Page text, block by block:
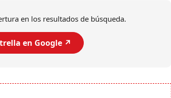
en los resultados de búsqueda.
en Google ↗️
presidente de Brasil, Luiz Inácio Lula